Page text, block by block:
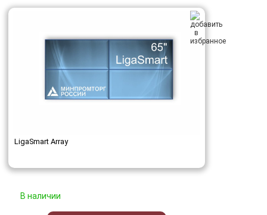
LigaSmart Array
В наличии